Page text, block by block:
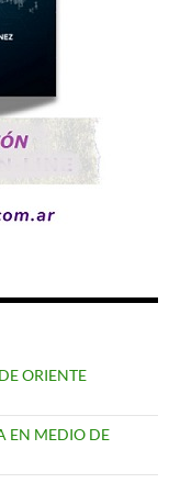
ORIENTE
EN MEDIO DE